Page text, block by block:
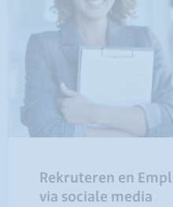
Rekruteren en
via sociale media